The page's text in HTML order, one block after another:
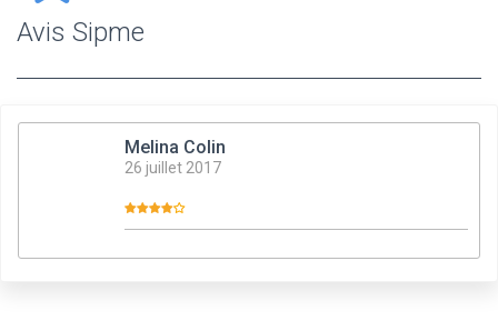
Avis Sipme
Melina Colin
26 juillet 2017